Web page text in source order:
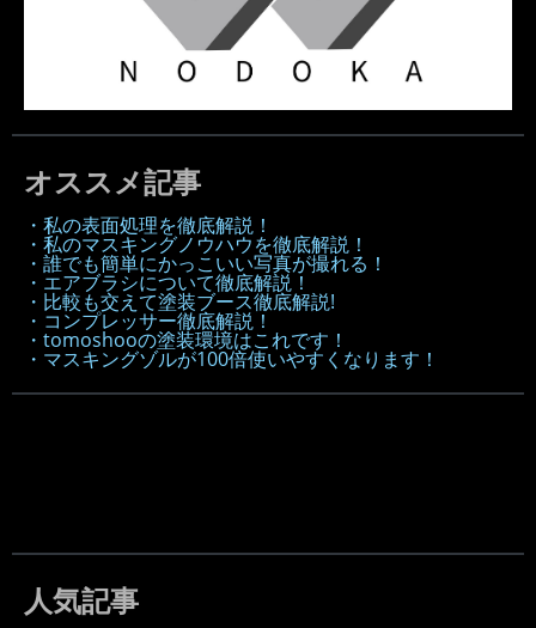
オススメ記事
・私の表面処理を徹底解説！
・私のマスキングノウハウを徹底解説！
・誰でも簡単にかっこいい写真が撮れる！
・エアブラシについて徹底解説！
・比較も交えて塗装ブース徹底解説!
・コンプレッサー徹底解説！
・tomoshooの塗装環境はこれです！
・マスキングゾルが100倍使いやすくなります！
人気記事